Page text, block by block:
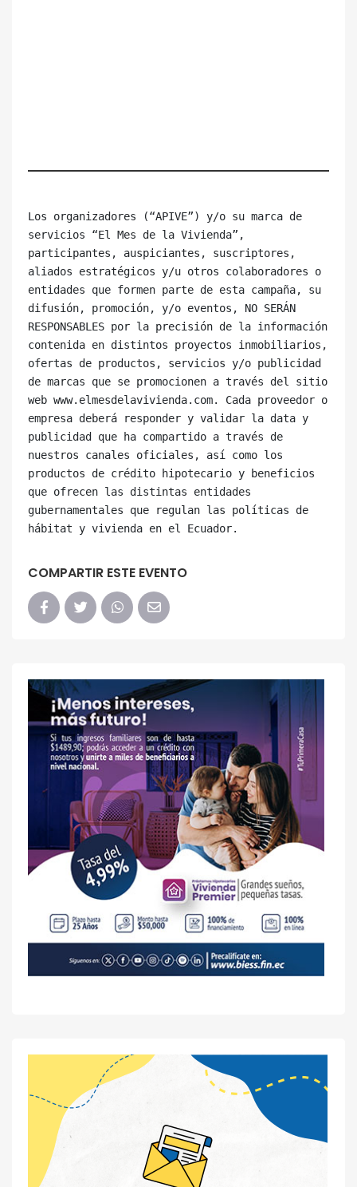
Los organizadores (“APIVE”) y/o su marca de
servicios “El Mes de la Vivienda”,
participantes, auspiciantes, suscriptores,
aliados estratégicos y/u otros colaboradores o
entidades que formen parte de esta campaña, su
difusión, promoción, y/o eventos, NO SERÁN
RESPONSABLES por la precisión de la información
contenida en distintos proyectos inmobiliarios,
ofertas de productos, servicios y/o publicidad
de marcas que se promocionen a través del sitio
web www.elmesdelavivienda.com. Cada proveedor o
empresa deberá responder y validar la data y
publicidad que ha compartido a través de
nuestros canales oficiales, así como los
productos de crédito hipotecario y beneficios
que ofrecen las distintas entidades
gubernamentales que regulan las políticas de
COMPARTIR ESTE EVENTO